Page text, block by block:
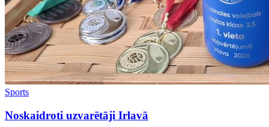
Sports
Noskaidroti uzvarētāji Irlavā